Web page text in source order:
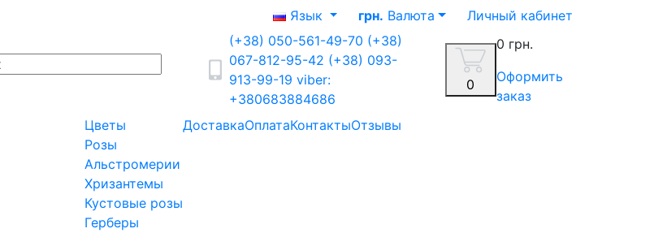
Язык грн. Валюта
Личный кабинет
(+38) 050-561-49-70 (+38)
067-812-95-42 (+38) 093-
913-99-19 viber:
+380683884686
0
0 грн.
Оформить
заказ
Цветы
Розы
Альстромерии
Хризантемы
Кустовые розы
Герберы
ДоставкаОплатаКонтактыОтзывы